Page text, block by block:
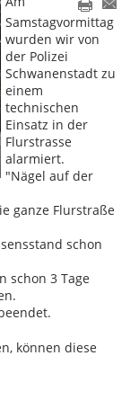
Samstagvormittag
wurden wir von
der Polizei
Schwanenstadt zu
einem
technischen
Einsatz in der
Flurstrasse
alarmiert.
"Nägel auf der
ganze Flurstraße
schon
schon 3 Tage
können diese